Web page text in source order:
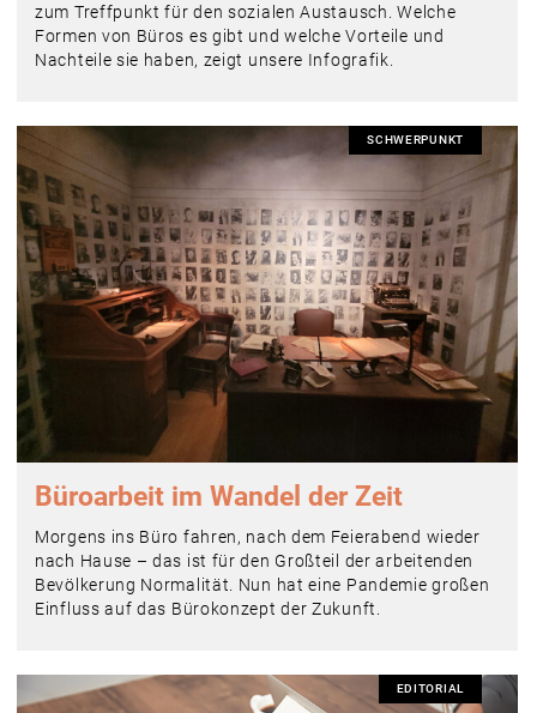
zum Treffpunkt für den sozialen Austausch. Welche
Formen von Büros es gibt und welche Vorteile und
Nachteile sie haben, zeigt unsere Infografik.
SCHWERPUNKT
Büroarbeit im Wandel der Zeit
Morgens ins Büro fahren, nach dem Feierabend wieder
nach Hause – das ist für den Großteil der arbeitenden
Bevölkerung Normalität. Nun hat eine Pandemie großen
Einfluss auf das Bürokonzept der Zukunft.
EDITORIAL